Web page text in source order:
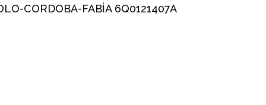
CORDOBA-FABİA 6Q0121407A